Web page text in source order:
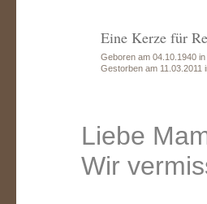
Eine Kerze für
Geboren am 04.10.1940
Gestorben am 11.03.2011
Liebe
Wir